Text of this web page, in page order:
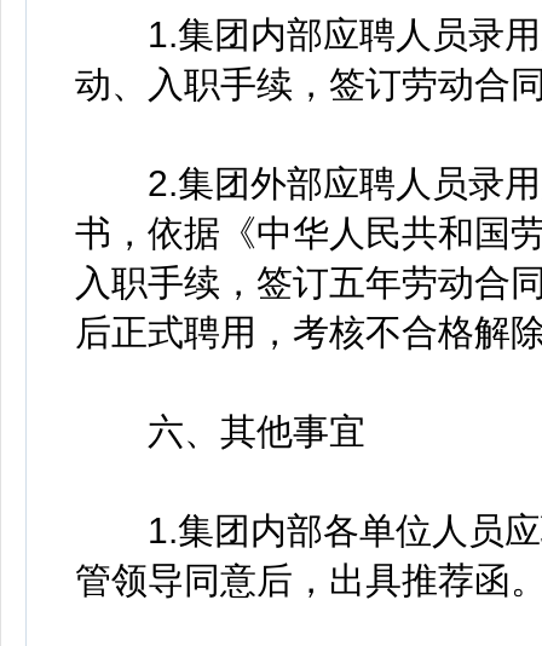
1.集团内部应聘人员录用
动、入职手续，签订劳动合
2.集团外部应聘人员录用
书，依据《中华人民共和国
入职手续，签订五年劳动合
后正式聘用，考核不合格解
六、其他事宜
1.集团内部各单位人员应
管领导同意后，出具推荐函